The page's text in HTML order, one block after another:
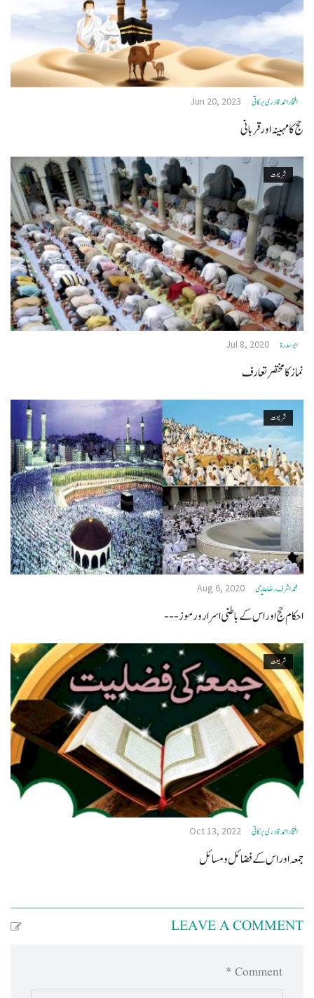
افتخاراحمدقادری برکاتی Jun 20, 2023
حج کا مہینہ اور قربانی
شریعت
ابو سدرة Jul 8, 2020
نماز كا مختصر تعارف
شریعت
محمد اشرف رضا علیمی Aug 6, 2020
احکام حج اور اس کے باطنی اسرار ورموز---
شریعت
افتخاراحمدقادری برکاتی Oct 13, 2022
جمعہ اوراس کے فضائل ومسائل
LEAVE A COMMENT
Comment *